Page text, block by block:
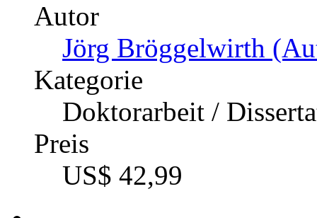
Autor
Jörg Bröggelwirth
Kategorie
Doktorarbeit /
Preis
US$ 42,99